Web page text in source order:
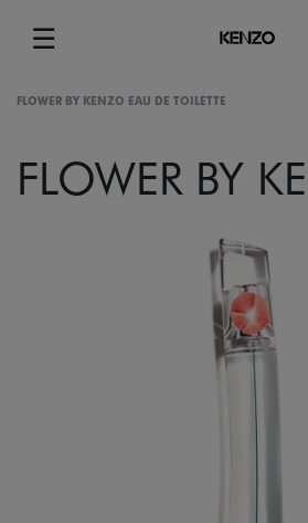
☰
Menu
FLOWER BY KENZO EAU DE TOILETTE
FLOWER BY